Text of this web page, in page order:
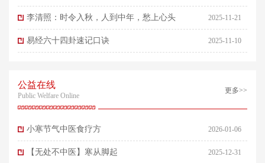
李清照：时令入秋，人到中年，愁上心头 2025-11-21
易经六十四卦速记口诀 2025-11-10
公益在线
Public Welfare Online
更多>>
小寒节气中医食疗方 2026-01-06
【无处不中医】寒从脚起 2025-12-31